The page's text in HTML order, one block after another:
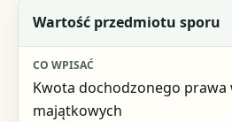
Wartość przedmiotu sporu
Kwota dochodzonego prawa
majątkowych